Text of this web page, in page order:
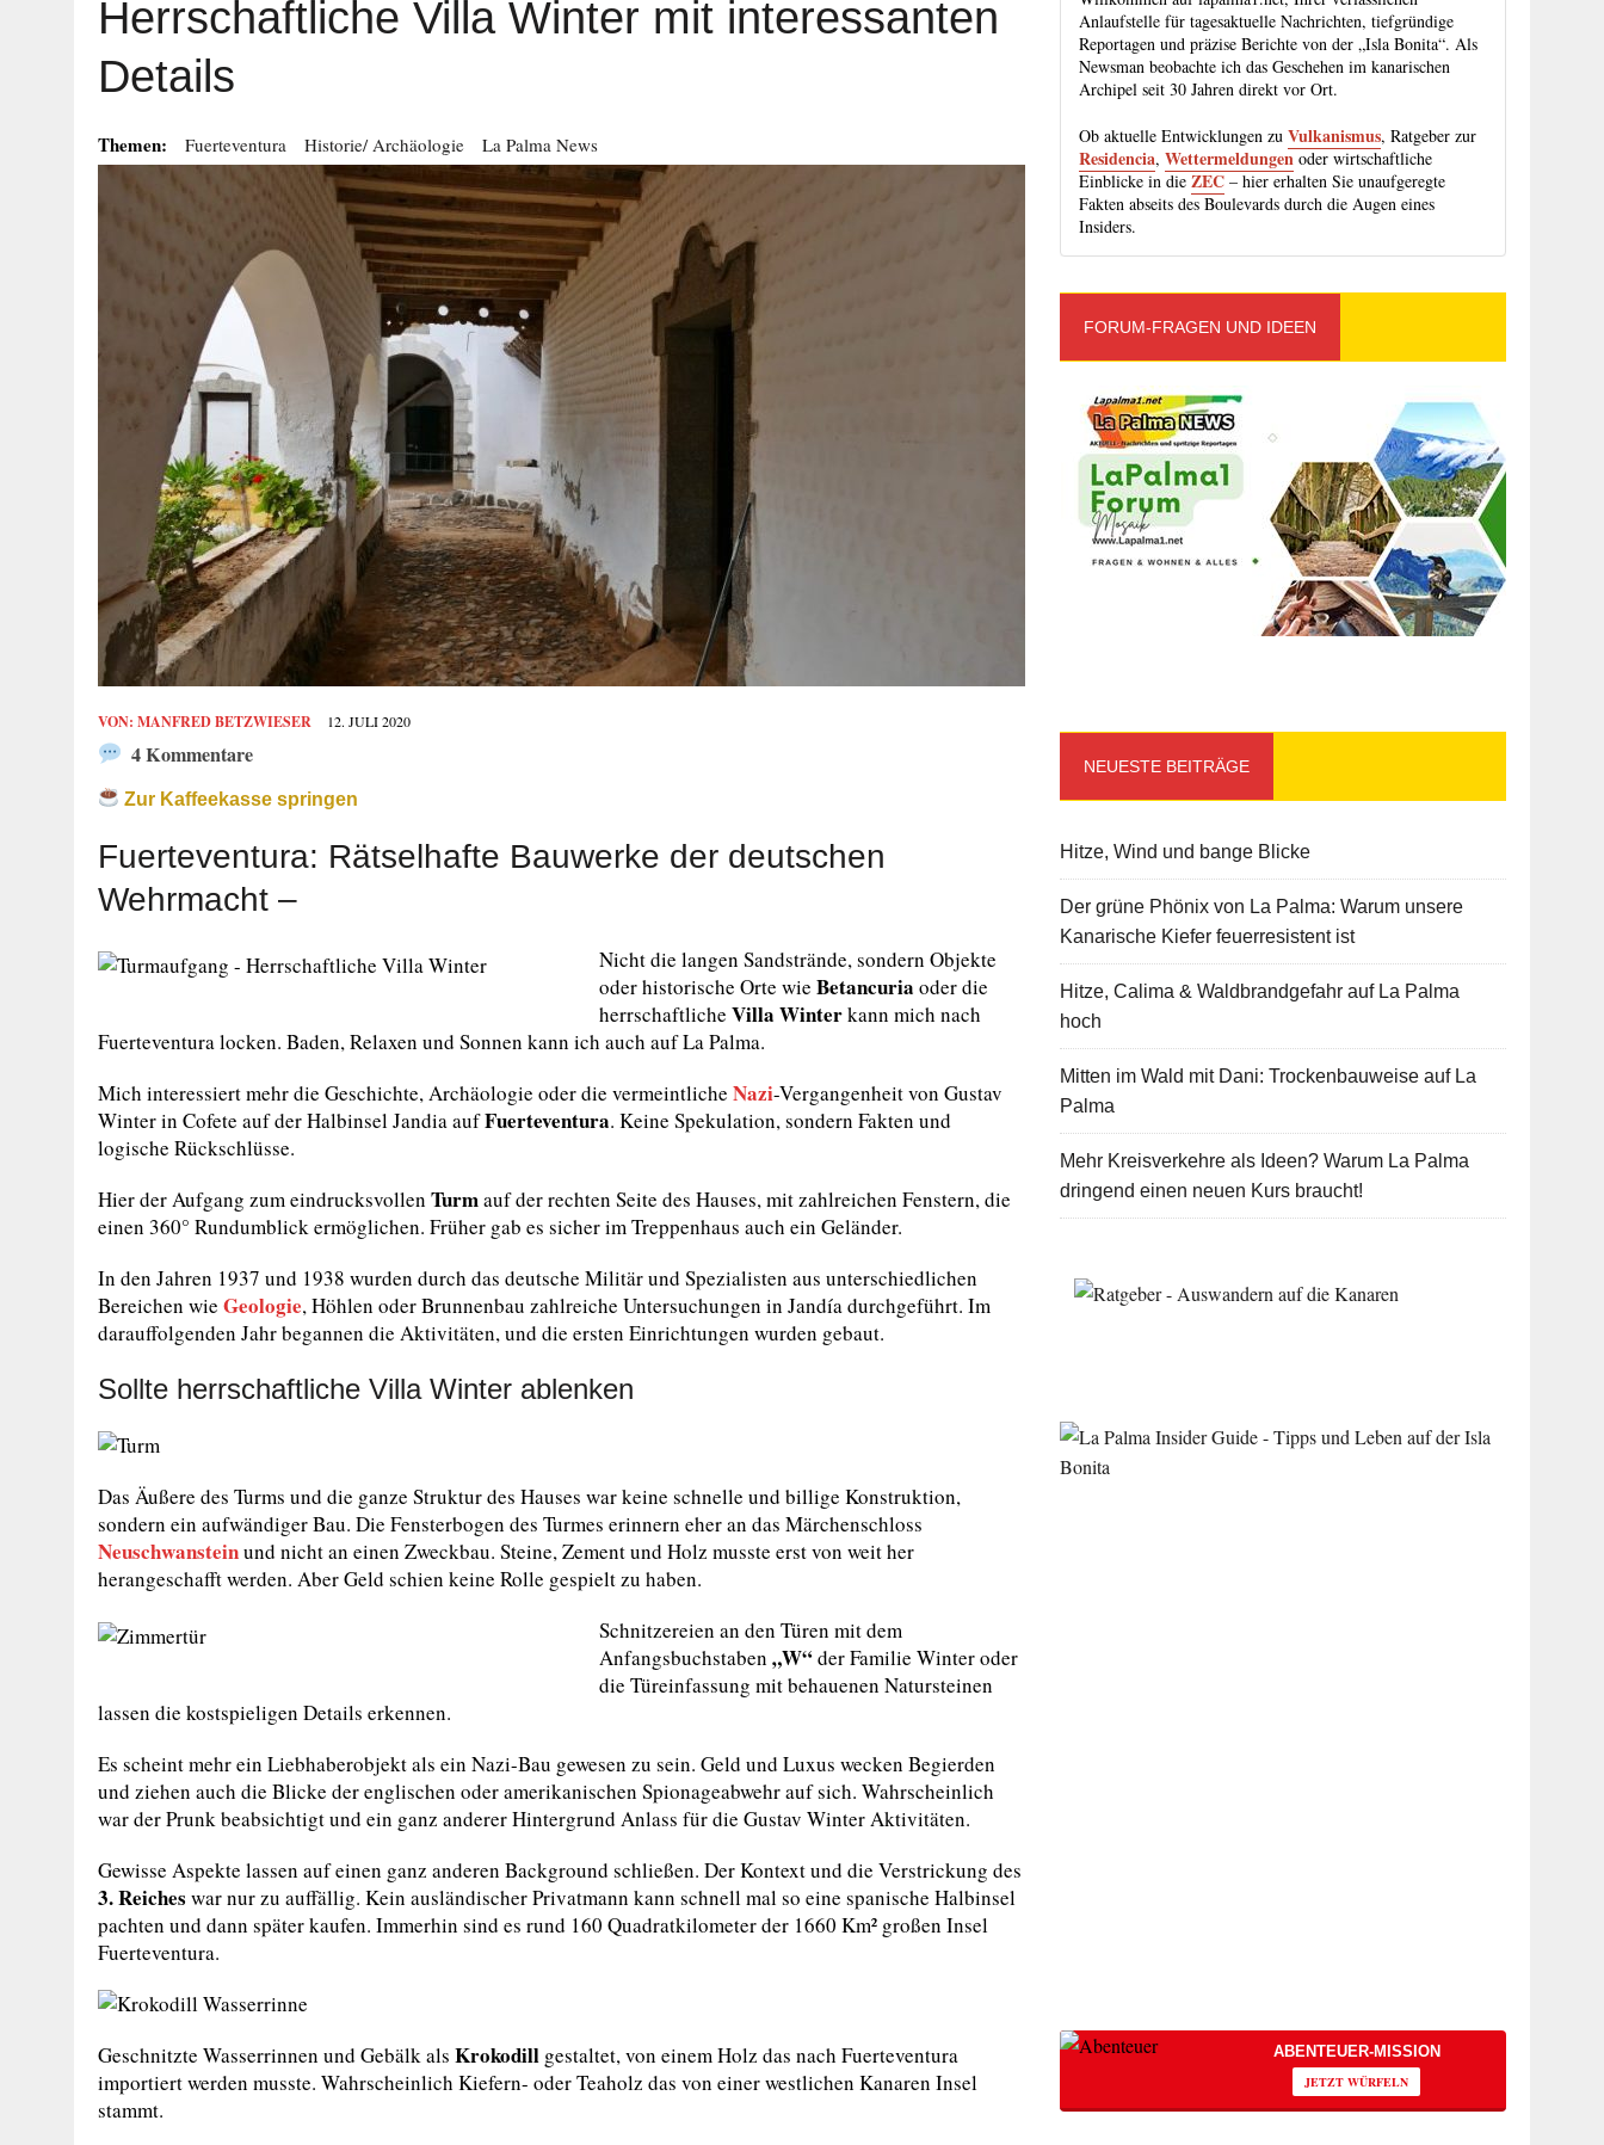
Herrschaftliche Villa Winter mit interessanten
Details
Themen: Fuerteventura Historie/ Archäologie La Palma News
VON: MANFRED BETZWIESER 12. JULI 2020
4 Kommentare
Zur Kaffeekasse springen
Fuerteventura: Rätselhafte Bauwerke der deutschen
Wehrmacht –
Nicht die langen Sandstrände, sondern Objekte
oder historische Orte wie Betancuria oder die
herrschaftliche Villa Winterkann mich nach
Fuerteventura locken. Baden, Relaxen und Sonnen kann ich auch auf La Palma.
Mich interessiert mehr die Geschichte, Archäologie oder die vermeintliche Nazi-Vergangenheit von Gustav
Winter in Cofete auf der Halbinsel Jandia aufFuerteventura. Keine Spekulation, sondern Fakten und
logische Rückschlüsse.
Hier der Aufgang zum eindrucksvollen Turmauf der rechten Seite des Hauses, mit zahlreichen Fenstern, die
einen 360° Rundumblick ermöglichen. Früher gab es sicher im Treppenhaus auch ein Geländer.
In den Jahren 1937 und 1938 wurden durch das deutsche Militär und Spezialisten aus unterschiedlichen
Bereichen wie Geologie, Höhlen oder Brunnenbau zahlreiche Untersuchungen in Jandía durchgeführt. Im
darauffolgenden Jahr begannen die Aktivitäten, und die ersten Einrichtungen wurden gebaut.
Sollte herrschaftliche Villa Winter ablenken
Das Äußere des Turms und die ganze Struktur des Hauses war keine schnelle und billige Konstruktion,
sondern ein aufwändiger Bau. Die Fensterbogen des Turmes erinnern eher an das Märchenschloss
Neuschwansteinund nicht an einen Zweckbau. Steine, Zement und Holz musste erst von weit her
herangeschafft werden. Aber Geld schien keine Rolle gespielt zu haben.
Schnitzereien an den Türen mit dem
Anfangsbuchstaben „W“der Familie Winter oder
die Türeinfassung mit behauenen Natursteinen
lassen die kostspieligen Details erkennen.
Es scheint mehr ein Liebhaberobjekt als ein Nazi-Bau gewesen zu sein. Geld und Luxus wecken Begierden
und ziehen auch die Blicke der englischen oder amerikanischen Spionageabwehr auf sich. Wahrscheinlich
war der Prunk beabsichtigt und ein ganz anderer Hintergrund Anlass für die Gustav Winter Aktivitäten.
Gewisse Aspekte lassen auf einen ganz anderen Background schließen. Der Kontext und die Verstrickung des
3. Reiches war nur zu auffällig. Kein ausländischer Privatmann kann schnell mal so eine spanische Halbinsel
pachten und dann später kaufen. Immerhin sind es rund 160 Quadratkilometer der 1660 Km² großen Insel
Fuerteventura.
Geschnitzte Wasserrinnen und Gebälk als Krokodill gestaltet, von einem Holz das nach Fuerteventura
importiert werden musste. Wahrscheinlich Kiefern- oder Teaholz das von einer westlichen Kanaren Insel
stammt.
Anlaufstelle für tagesaktuelle Nachrichten, tiefgründige
Reportagen und präzise Berichte von der „Isla Bonita“. Als
Newsman beobachte ich das Geschehen im kanarischen
Archipel seit 30 Jahren direkt vor Ort.
Ob aktuelle Entwicklungen zuVulkanismus, Ratgeber zur
Residencia,Wettermeldungen oder wirtschaftliche
Einblicke in dieZEC – hier erhalten Sie unaufgeregte
Fakten abseits des Boulevards durch die Augen eines
Insiders.
FORUM-FRAGEN UND IDEEN
NEUESTE BEITRÄGE
Hitze, Wind und bange Blicke
Der grüne Phönix von La Palma: Warum unsere
Kanarische Kiefer feuerresistent ist
Hitze, Calima & Waldbrandgefahr auf La Palma
hoch
Mitten im Wald mit Dani: Trockenbauweise auf La
Palma
Mehr Kreisverkehre als Ideen? Warum La Palma
dringend einen neuen Kurs braucht!
ABENTEUER-MISSION
JETZT WÜRFELN